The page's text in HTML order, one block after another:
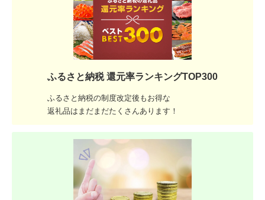
ふるさと納税 還元率ランキングTOP300
ふるさと納税の制度改定後もお得な
返礼品はまだまだたくさんあります！